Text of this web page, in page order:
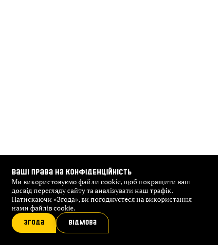
ВАШІ ПРАВА НА КОНФІДЕНЦІЙНІСТЬ
Ми використовуємо файли cookie, щоб покращити ваш
досвід перегляду сайту та аналізувати наш трафік.
Натискаючи «Згода», ви погоджуєтеся на використання
нами файлів cookie.
ЗГОДА ВІДМОВА